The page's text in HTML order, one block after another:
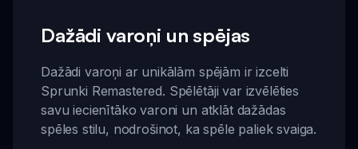
Dažādi varoņi un spējas
Dažādi varoņi ar unikālām spējām ir izcelti
Sprunki Remastered. Spēlētāji var izvēlēties
savu iecienītāko varoni un atklāt dažādas
spēles stilu, nodrošinot, ka spēle paliek svaiga.